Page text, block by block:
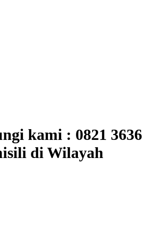
kami : 0821 3636
di Wilayah